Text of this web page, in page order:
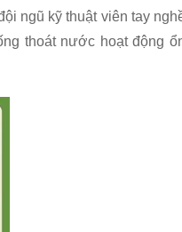
ngũ kỹ thuật viên tay
thoát nước hoạt động